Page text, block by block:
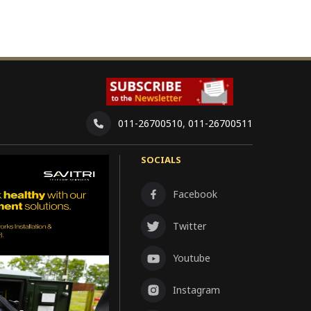
011-26700510, 011-26700511
SOCIALS
Facebook
Twitter
Youtube
Instagram